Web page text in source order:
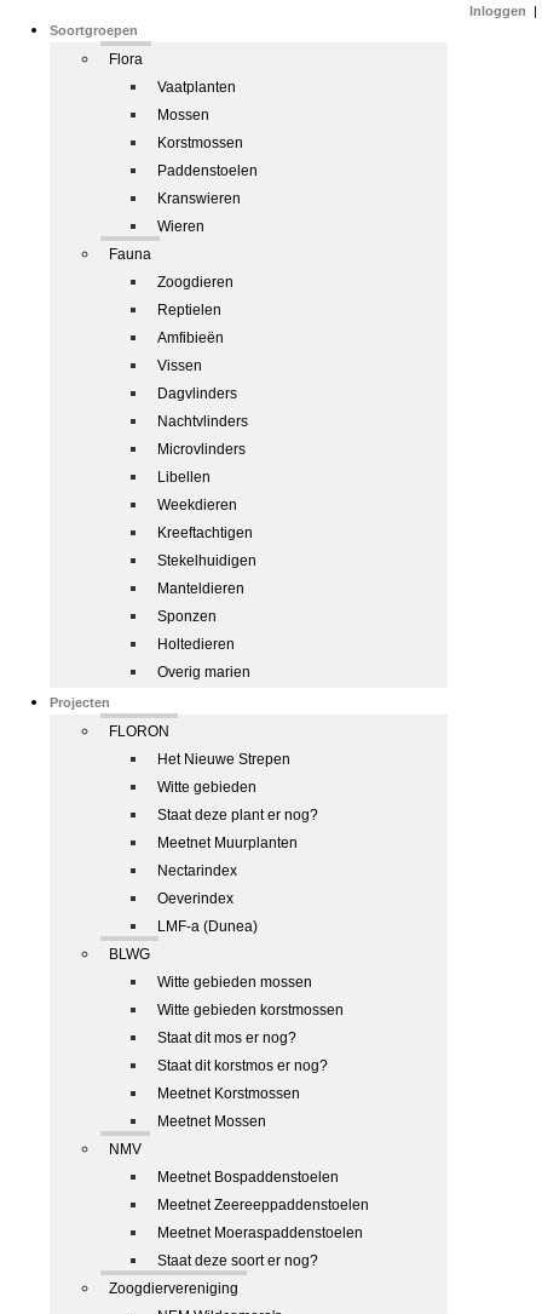
Soortgroepen
Flora
Vaatplanten
Mossen
Korstmossen
Paddenstoelen
Kranswieren
Wieren
Fauna
Zoogdieren
Reptielen
Amfibieën
Vissen
Dagvlinders
Nachtvlinders
Microvlinders
Libellen
Weekdieren
Kreeftachtigen
Stekelhuidigen
Manteldieren
Sponzen
Holtedieren
Overig marien
Projecten
FLORON
Het Nieuwe Strepen
Witte gebieden
Staat deze plant er nog?
Meetnet Muurplanten
Nectarindex
Oeverindex
LMF-a (Dunea)
BLWG
Witte gebieden mossen
Witte gebieden korstmossen
Staat dit mos er nog?
Staat dit korstmos er nog?
Meetnet Korstmossen
Meetnet Mossen
NMV
Meetnet Bospaddenstoelen
Meetnet Zeereeppaddenstoelen
Meetnet Moeraspaddenstoelen
Staat deze soort er nog?
Zoogdiervereniging
Inloggen |